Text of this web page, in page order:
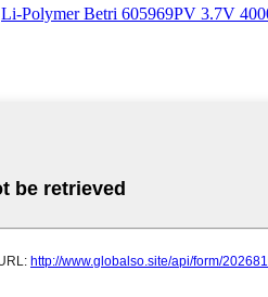
Li-Polymer Betri 605969PV 3.7V